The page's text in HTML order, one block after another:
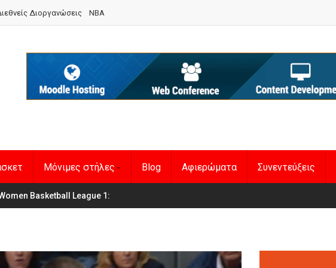
Διοργανώσεις NBA
Μόνιμες στήλες Blog Αφιερώματα Συνεντεύξεις
Basketball League 1 :
Γυναικών